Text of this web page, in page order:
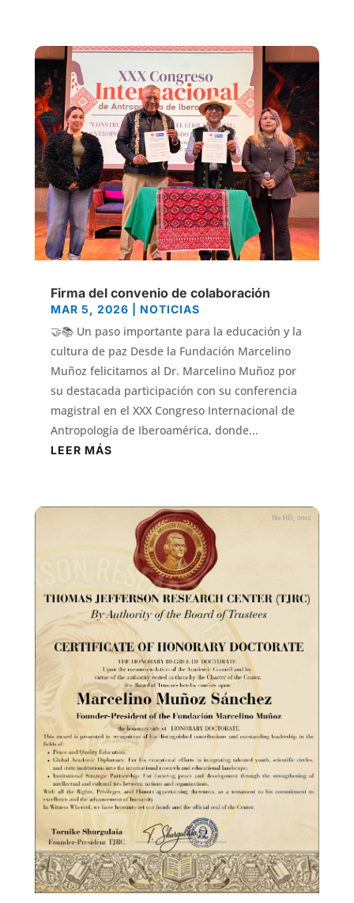
Firma del convenio de colaboración
MAR 5, 2026 NOTICIAS
🤝📚 Un paso importante para la educación y la
cultura de paz Desde la Fundación Marcelino
Muñoz felicitamos al Dr. Marcelino Muñoz por
su destacada participación con su conferencia
magistral en el XXX Congreso Internacional de
Antropología de Iberoamérica, donde...
LEER MÁS